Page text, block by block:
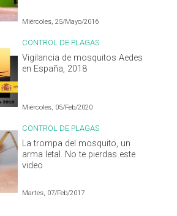
Miércoles, 25/Mayo/2016
CONTROL DE PLAGAS
Vigilancia de mosquitos Aedes
en España, 2018
Miércoles, 05/Feb/2020
CONTROL DE PLAGAS
La trompa del mosquito, un
arma letal. No te pierdas este
video
Martes, 07/Feb/2017